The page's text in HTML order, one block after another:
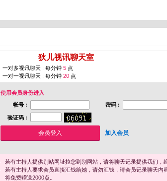
狄儿视讯聊天室
一对多视讯聊天 : 每分钟 5 点
一对一视讯聊天 : 每分钟 20 点
使用会员身份进入
帐号 :
密码 :
验证码 :
加入会员
若有主持人提供别站网址拉您到别网站，请将聊天记录提供我们，
若有主持人要求会员直接汇钱给她，请勿汇钱，请会员记录聊天
将免费赠送2000点。